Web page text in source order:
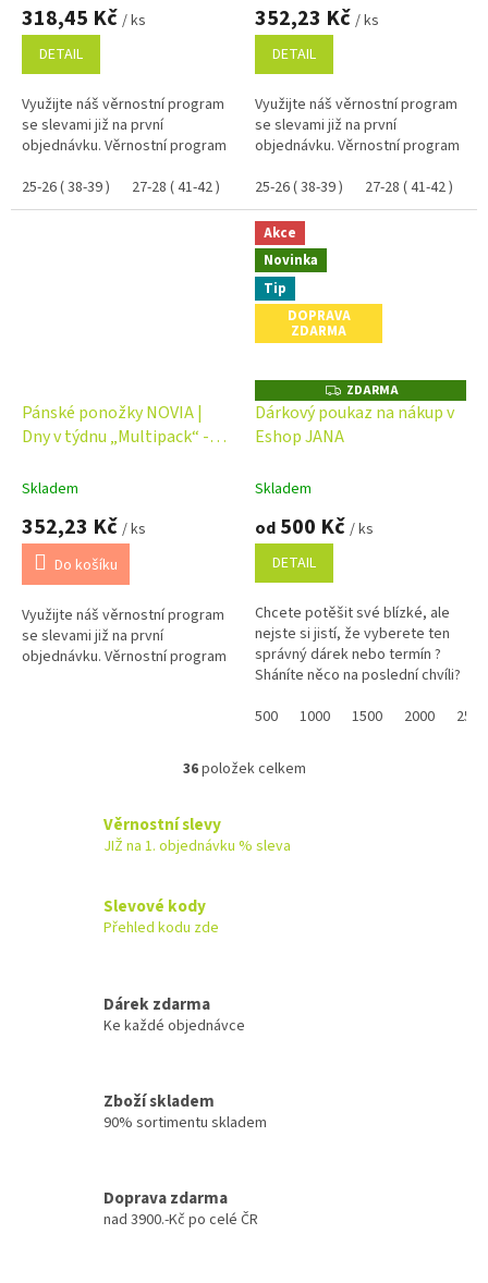
318,45 Kč / ks
DETAIL
Využijte náš věrnostní program
se slevami již na první
objednávku. Věrnostní program
25-26 ( 38-39 )
27-28 ( 41-42 ) 29-30 ( 43-44 ) 31-32 ( 45-47 )
352,23 Kč / ks
DETAIL
Využijte náš věrnostní program
se slevami již na první
objednávku. Věrnostní program
25-26 ( 38-39 )
27-28 ( 41-42 )
Pánské ponožky NOVIA |
Dny v týdnu „Multipack“ -
Skladem
352,23 Kč / ks
Do košíku
Využijte náš věrnostní program
se slevami již na první
objednávku. Věrnostní program
Akce
Novinka
Tip
DOPRAVA
ZDARMA
Z
D
A
R
ZDARMA
Dárkový poukaz na nákup v
Eshop JANA
Skladem
od 500 Kč / ks
DETAIL
Chcete potěšit své blízké, ale
nejste si jistí, že vyberete ten
správný dárek nebo termín ?
Sháníte něco na poslední chvíli?
online a po...
500 1000 1500 2000 2500
O
á
y
i
s
36položek celkem
Věrnostní slevy
JIŽ na 1. objednávku % sleva
Slevové kody
Přehled kodu zde
Dárek zdarma
Ke každé objednávce
Zboží skladem
90% sortimentu skladem
Doprava zdarma
nad 3900.-Kč po celé ČR